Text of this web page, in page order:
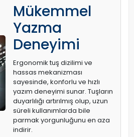
Mükemmel
Yazma
Deneyimi
Ergonomik tuş dizilimi ve
hassas mekanizması
sayesinde, konforlu ve hızlı
yazım deneyimi sunar. Tuşların
duyarlılığı artırılmış olup, uzun
süreli kullanımlarda bile
parmak yorgunluğunu en aza
indirir.